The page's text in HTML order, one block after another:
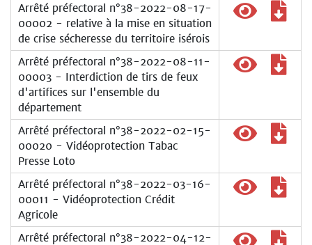
Arrêté préfectoral n°38-2022-08-17-
00002 - relative à la mise en situation
de crise sécheresse du territoire isérois
Arrêté préfectoral n°38-2022-08-11-
00003 - Interdiction de tirs de feux
d'artifices sur l'ensemble du
département
Arrêté préfectoral n°38-2022-02-15-
00020 - Vidéoprotection Tabac
Presse Loto
Arrêté préfectoral n°38-2022-03-16-
00011 - Vidéoprotection Crédit
Agricole
Arrêté préfectoral n°38-2022-04-12-